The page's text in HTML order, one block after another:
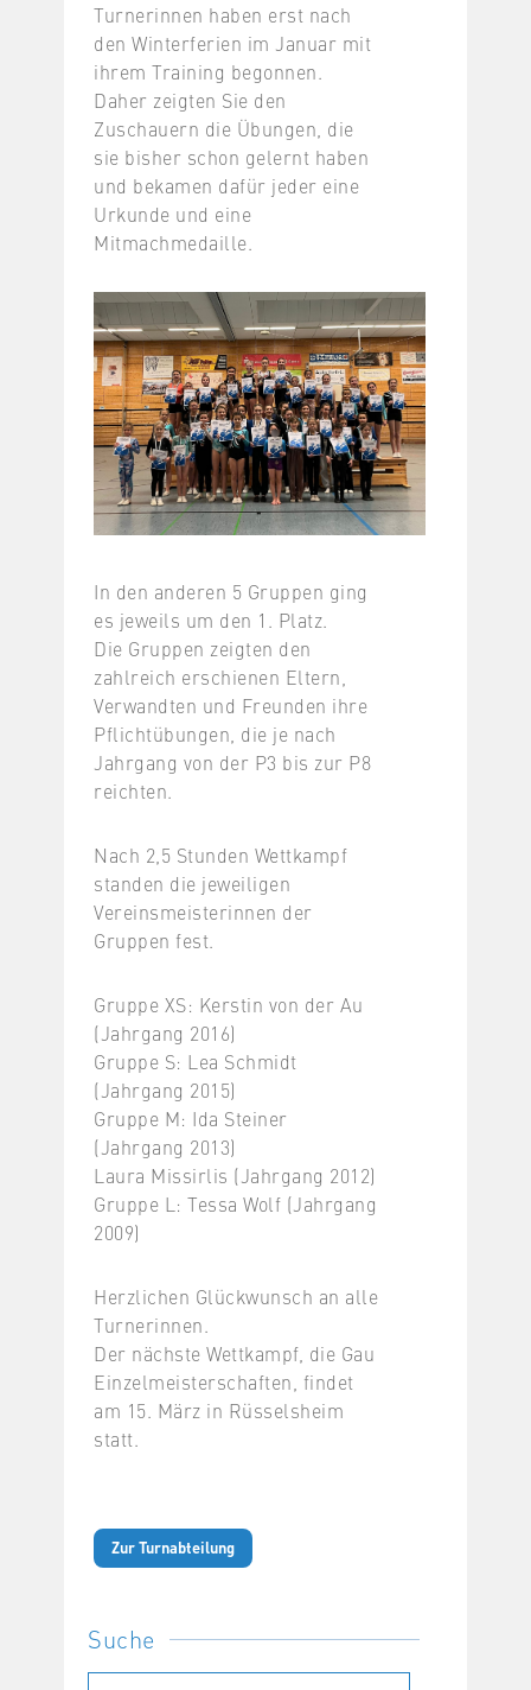
Turnerinnen haben erst nach
den Winterferien im Januar mit
ihrem Training begonnen.
Daher zeigten Sie den
Zuschauern die Übungen, die
sie bisher schon gelernt haben
und bekamen dafür jeder eine
Urkunde und eine
Mitmachmedaille.
In den anderen 5 Gruppen ging
es jeweils um den 1. Platz.
Die Gruppen zeigten den
zahlreich erschienen Eltern,
Verwandten und Freunden ihre
Pflichtübungen, die je nach
Jahrgang von der P3 bis zur P8
reichten.
Nach 2,5 Stunden Wettkampf
standen die jeweiligen
Vereinsmeisterinnen der
Gruppen fest.
Gruppe XS: Kerstin von der Au
(Jahrgang 2016)
Gruppe S: Lea Schmidt
(Jahrgang 2015)
Gruppe M: Ida Steiner
(Jahrgang 2013)
Laura Missirlis (Jahrgang 2012)
Gruppe L: Tessa Wolf (Jahrgang
2009)
Herzlichen Glückwunsch an alle
Turnerinnen.
Der nächste Wettkampf, die Gau
Einzelmeisterschaften, findet
am 15. März in Rüsselsheim
statt.
Zur Turnabteilung
Suche